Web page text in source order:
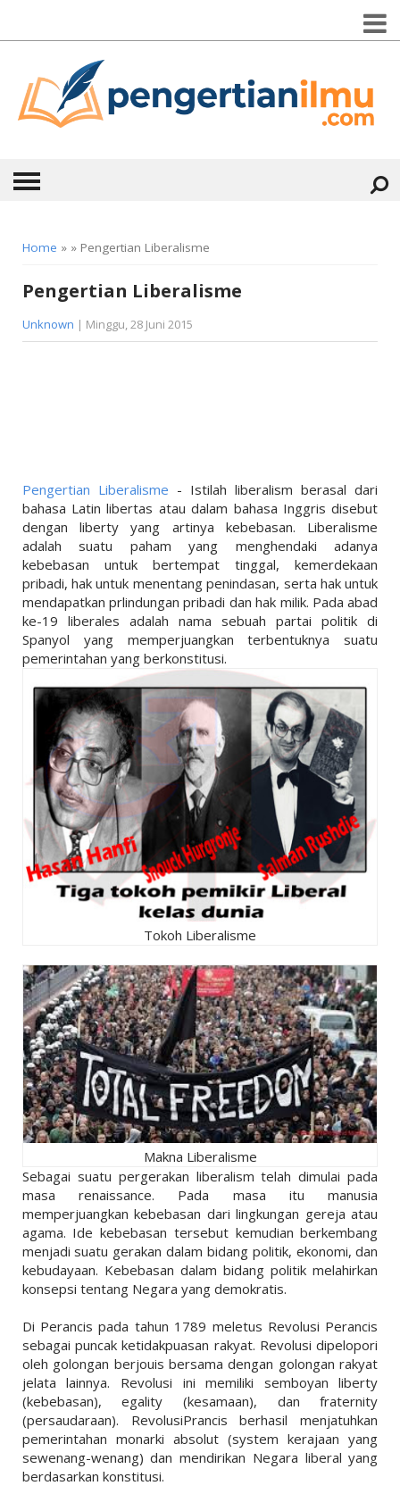
KONTAK
TEKNOLOGI
EKONOMI
OLAHRAGA
SOSIAL
ISLAM
Home » » Pengertian Liberalisme
Pengertian Liberalisme
Unknown | Minggu, 28 Juni 2015
Pengertian Liberalisme - Istilah liberalism berasal dari
bahasa Latin libertas atau dalam bahasa Inggris disebut
dengan liberty yang artinya kebebasan. Liberalisme
adalah suatu paham yang menghendaki adanya
kebebasan untuk bertempat tinggal, kemerdekaan
pribadi, hak untuk menentang penindasan, serta hak untuk
mendapatkan prlindungan pribadi dan hak milik. Pada abad
ke-19 liberales adalah nama sebuah partai politik di
Spanyol yang memperjuangkan terbentuknya suatu
pemerintahan yang berkonstitusi.
Tokoh Liberalisme
Makna Liberalisme
Sebagai suatu pergerakan liberalism telah dimulai pada
masa renaissance. Pada masa itu manusia
memperjuangkan kebebasan dari lingkungan gereja atau
agama. Ide kebebasan tersebut kemudian berkembang
menjadi suatu gerakan dalam bidang politik, ekonomi, dan
kebudayaan. Kebebasan dalam bidang politik melahirkan
konsepsi tentang Negara yang demokratis.
Di Perancis pada tahun 1789 meletus Revolusi Perancis
sebagai puncak ketidakpuasan rakyat. Revolusi dipelopori
oleh golongan berjouis bersama dengan golongan rakyat
jelata lainnya. Revolusi ini memiliki semboyan liberty
(kebebasan), egality (kesamaan), dan fraternity
(persaudaraan). RevolusiPrancis berhasil menjatuhkan
pemerintahan monarki absolut (system kerajaan yang
sewenang-wenang) dan mendirikan Negara liberal yang
berdasarkan konstitusi.